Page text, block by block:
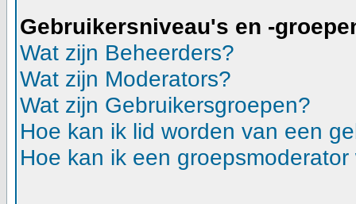
Gebruikersniveau's en -
Wat zijn Beheerders?
Wat zijn Moderators?
Wat zijn Gebruikersgroepen?
Hoe kan ik lid worden van een
Hoe kan ik een groepsmoderator